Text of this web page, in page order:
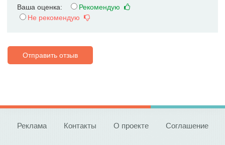
Ваша оценка:
Рекомендую
Не рекомендую
Отправить отзыв
Реклама Контакты О проекте Соглашение